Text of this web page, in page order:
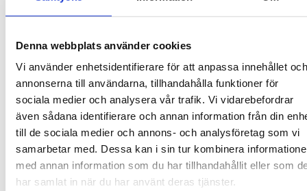
Denna webbplats använder cookies
Vi använder enhetsidentifierare för att anpassa innehållet och
annonserna till användarna, tillhandahålla funktioner för
sociala medier och analysera vår trafik. Vi vidarebefordrar
även sådana identifierare och annan information från din
till de sociala medier och annons- och analysföretag som vi
samarbetar med. Dessa kan i sin tur kombinera
med annan information som du har tillhandahållit eller som
har samlat in när du har använt deras tjänster.
INFRASTRUKTUR 2026-08-06
Trafikverket får uppdrag att utreda
OPS
Regeringen vill pröva alternativa former för att
finansiera och organisera utvecklingen av
transportinfrastrukturen. Därför har Trafikverket fått